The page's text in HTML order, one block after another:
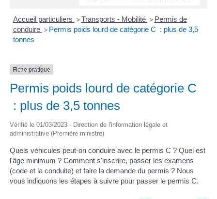
Accueil particuliers > Transports - Mobilité > Permis de
conduire > Permis poids lourd de catégorie C : plus de 3,5
tonnes
Fiche pratique
Permis poids lourd de catégorie C
: plus de 3,5 tonnes
Vérifié le 01/03/2023 - Direction de l'information légale et
administrative (Première ministre)
Quels véhicules peut-on conduire avec le permis C ? Quel est
l'âge minimum ? Comment s'inscrire, passer les examens
(code et la conduite) et faire la demande du permis ? Nous
vous indiquons les étapes à suivre pour passer le permis C.